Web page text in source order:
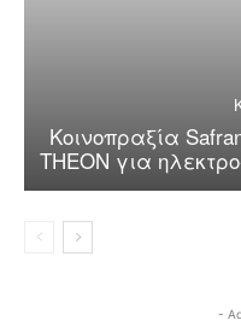
Κοινοπραξία
THEON για
-